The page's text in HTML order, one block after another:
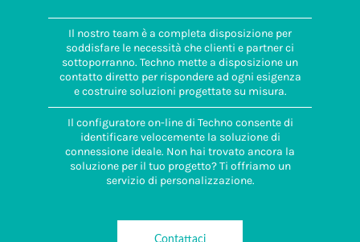
Il nostro team è a completa disposizione per
soddisfare le necessità che clienti e partner ci
sottoporranno. Techno mette a disposizione un
contatto diretto per rispondere ad ogni esigenza
e costruire soluzioni progettate su misura.
Il configuratore on-line di Techno consente di
identificare velocemente la soluzione di
connessione ideale. Non hai trovato ancora la
soluzione per il tuo progetto? Ti offriamo un
servizio di personalizzazione.
Contattaci